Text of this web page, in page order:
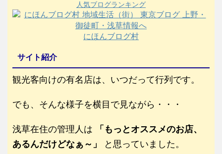
人気ブログランキング
にほんブログ村
サイト紹介
観光客向けの有名店は、いつだって行列です。
でも、そんな様子を横目で見ながら・・・
浅草在住の管理人は
「もっとオススメのお店、
あるんだけどなぁ～」
と思っていました。